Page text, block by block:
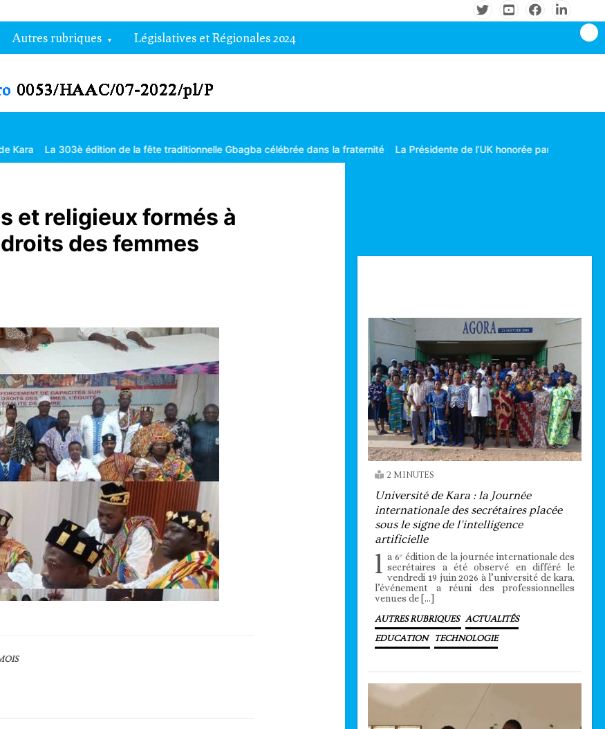
Autres rubriques Législatives et Régionales 2024
303è édition de la fête traditionnelle Gbagba célébrée dans la fraternité La Présidente de l’UK honorée par le CAMES
et religieux formés à
des femmes
2 MINUTES
Université de Kara : la Journée
internationale des secrétaires placée
sous le signe de l’intelligence
artificielle
l a 6ᵉ édition de la journée internationale des
secrétaires a été observé en différé le
vendredi 19 juin 2026 à l’université de kara.
l’événement a réuni des professionnelles
venues de […]
AUTRES RUBRIQUES ACTUALITÉS
EDUCATION TECHNOLOGIE